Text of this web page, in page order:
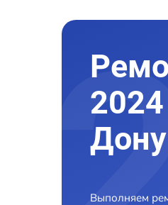
Дону
Выполняем